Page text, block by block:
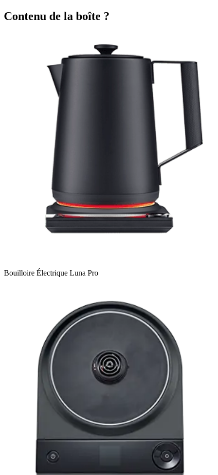
Contenu de la boîte ?
Bouilloire Électrique Luna Pro